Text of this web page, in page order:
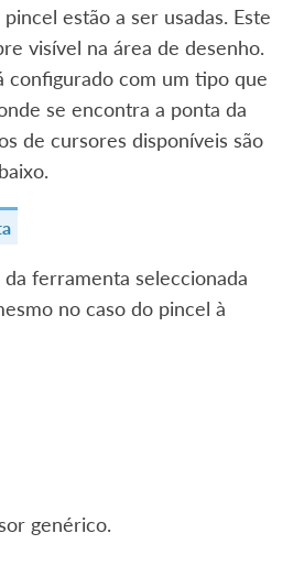
estão a ser usadas. Este
visível na área de desenho.
configurado com um tipo que
se encontra a ponta da
de cursores disponíveis são
ferramenta seleccionada
no caso do pincel à
genérico.